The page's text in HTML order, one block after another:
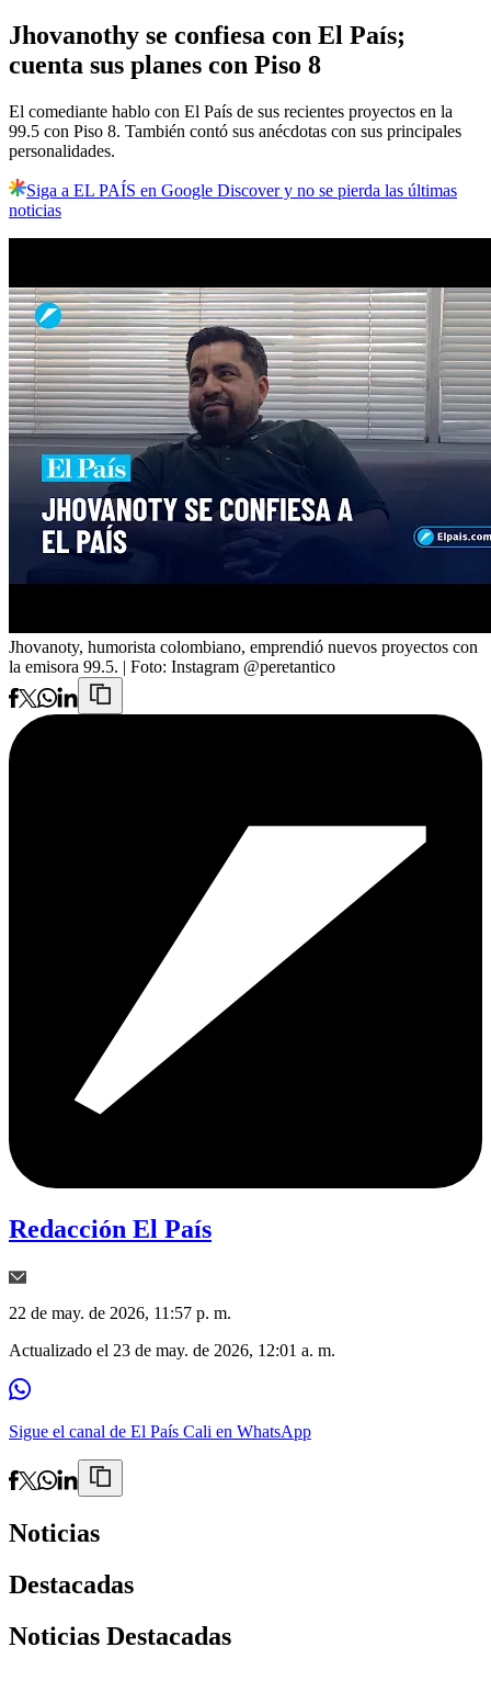
Jhovanothy se confiesa con El País;
cuenta sus planes con Piso 8
El comediante hablo con El País de sus recientes proyectos en la
99.5 con Piso 8. También contó sus anécdotas con sus principales
personalidades.
Siga a EL PAÍS en Google Discover y no se pierda las últimas
noticias
Jhovanoty, humorista colombiano, emprendió nuevos proyectos con
la emisora 99.5. | Foto: Instagram @peretantico
Redacción El País
22 de may. de 2026, 11:57 p. m.
Actualizado el 23 de may. de 2026, 12:01 a. m.
Sigue el canal de El País Cali en WhatsApp
Noticias
Destacadas
Noticias Destacadas